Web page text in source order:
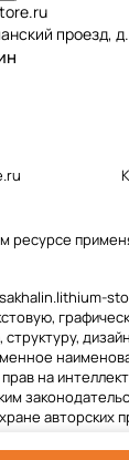
проезд,
ресурсе
на
авторских